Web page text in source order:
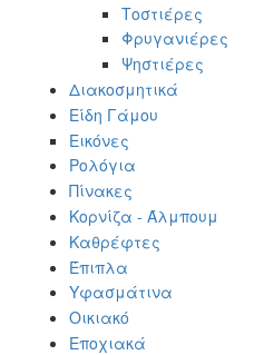
Τοστιέρες
Φρυγανιέρες
Ψηστιέρες
Διακοσμητικά
Είδη Γάμου
Εικόνες
Ρολόγια
Πίνακες
Κορνίζα - Άλμπουμ
Καθρέφτες
Έπιπλα
Υφασμάτινα
Οικιακό
Εποχιακά